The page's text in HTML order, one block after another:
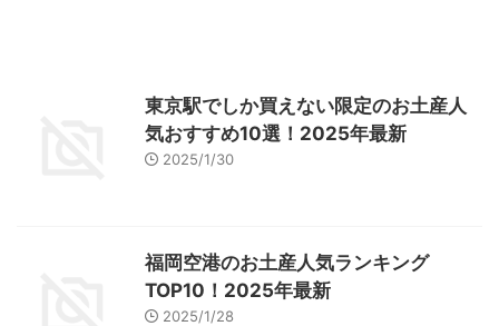
東京駅でしか買えない限定のお土産人
気おすすめ10選！2025年最新
2025/1/30
福岡空港のお土産人気ランキング
TOP10！2025年最新
2025/1/28